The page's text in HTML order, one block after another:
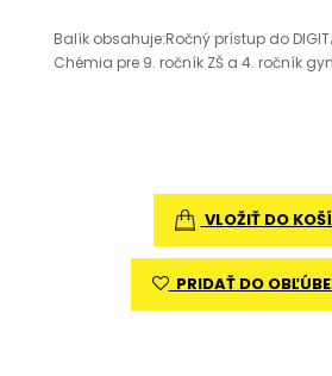
Balík obsahuje:Ročný prístup do
Chémia pre 9. ročník ZŠ a 4. ročník
VLOŽIŤ DO
PRIDAŤ DO